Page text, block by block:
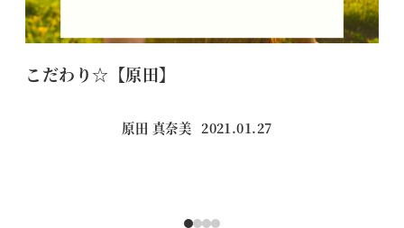
こだわり☆【原田】
原田 真奈美 投稿日
2021.01.27